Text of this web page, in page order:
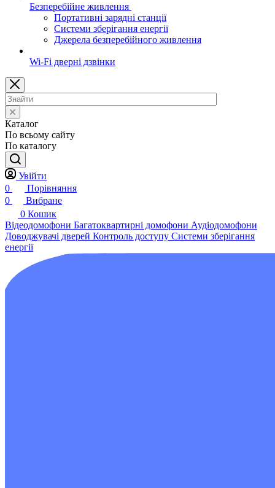
Безперебійне живлення
Портативні зарядні станції
Системи зберігання енергії
Джерела безперебійного живлення
Wi-Fi дверні дзвінки
Каталог
По всьому сайту
По каталогу
Увійти
0
Порівняння
0
Вибране
0 Кошик
Відеодомофони Багатоквартирні домофони Аудіодомофони
Доводжувачі дверей Контроль доступу Системи зберігання
енергії